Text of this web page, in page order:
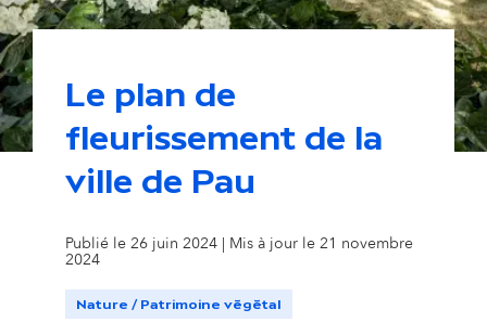
La place Peyroulet© L'Atelier d'Hervé - Ville de Pau
Le plan de
fleurissement de la
ville de Pau
Publié le 26 juin 2024 | Mis à jour le 21 novembre
2024
Nature / Patrimoine végétal